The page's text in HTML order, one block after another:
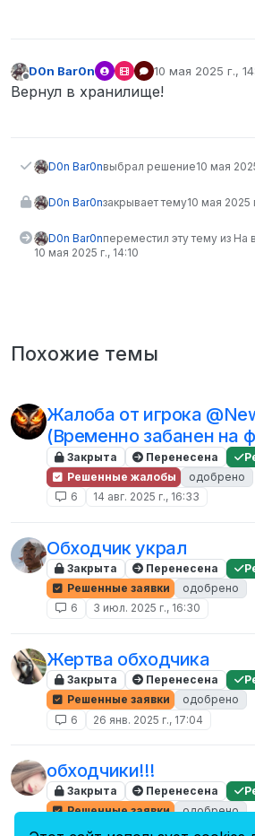
D0n Bar0n 10 мая 2025 г.,
отредактировано
Вернул в хранилище!
D0n Bar0nвыбрал решение10 мая
D0n Bar0nзакрывает тему10 мая 2025
D0n Bar0nпереместил эту тему из На
10 мая 2025 г., 14:10
Похожие темы
Жалоба от игрока
(Временно забанен на
Закрыта Перенесена
Решенные жалобы
одобрено
6
14 авг. 2025 г., 16:33
Обходчик украл
Закрыта Перенесена
Решенные заявки
одобрено
6
3 июл. 2025 г., 16:30
Жертва обходчика
Закрыта Перенесена
Решенные заявки
одобрено
6
26 янв. 2025 г., 17:04
обходчики!!!
Закрыта Перенесена
Решенные заявки
одобрено